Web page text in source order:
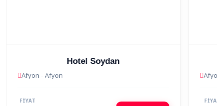
NG Afyon
Afyon - Afyon
FİYAT
Afyon
FİYAT